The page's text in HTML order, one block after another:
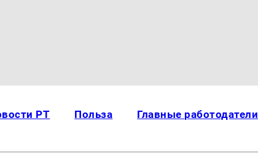
РТ Польза Главные работодатели